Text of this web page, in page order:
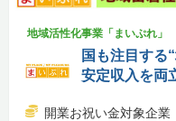
地域活性化事業「まいぷれ」
国も注目する
安定収入を両
開業お祝い金対象企業